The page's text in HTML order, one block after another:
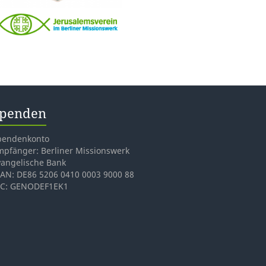
Berliner Missionswerk
Bank
DE86 5206 0410 0003 9000 88
GENODEF1EK1